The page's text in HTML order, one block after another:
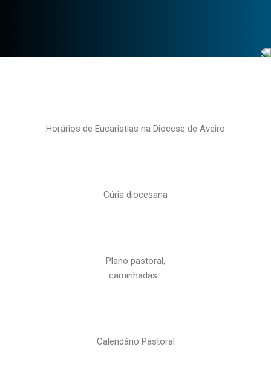
Horários de Eucaristias na Diocese de Aveiro
Cúria diocesana
Plano pastoral,
caminhadas…
Calendário Pastoral